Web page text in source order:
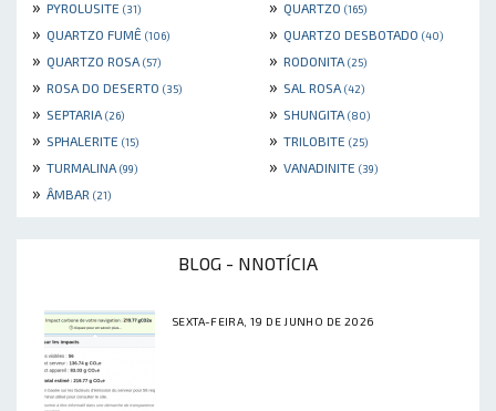
» PYROLUSITE (31) » QUARTZO (165)
» QUARTZO FUMÊ (106) » QUARTZO DESBOTADO (40)
» QUARTZO ROSA (57) » RODONITA (25)
» ROSA DO DESERTO (35) » SAL ROSA (42)
» SEPTARIA (26) » SHUNGITA (80)
» SPHALERITE (15) » TRILOBITE (25)
» TURMALINA (99) » VANADINITE (39)
» ÂMBAR (21)
BLOG - NNOTÍCIA
SEXTA-FEIRA, 19 DE JUNHO DE 2026